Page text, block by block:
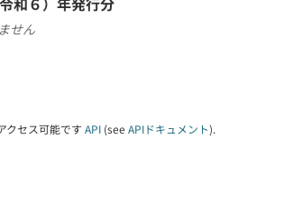
せん
クセス可能です API (see APIドキュメント).